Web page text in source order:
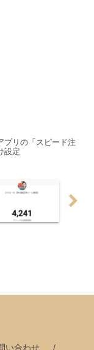
プリの「スピード注
設定
い合わせ